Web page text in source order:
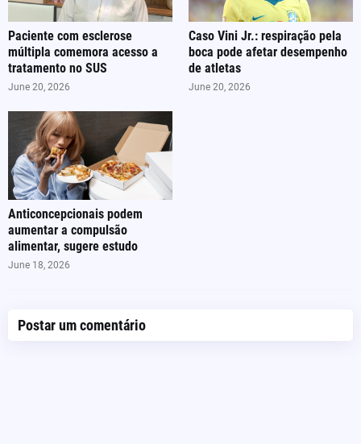
Paciente com esclerose
múltipla comemora acesso a
tratamento no SUS
June 20, 2026
Caso Vini Jr.: respiração pela
boca pode afetar desempenho
de atletas
June 20, 2026
Anticoncepcionais podem
aumentar a compulsão
alimentar, sugere estudo
June 18, 2026
Postar um comentário